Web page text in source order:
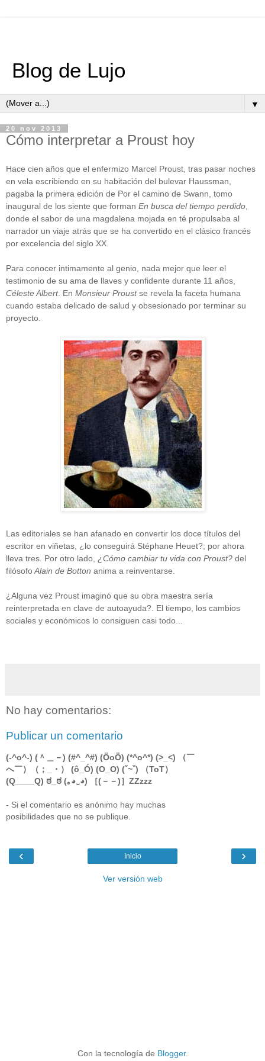
Blog de Lujo
▼
20 nov 2013
Cómo interpretar a Proust hoy
Hace cien años que el enfermizo Marcel Proust, tras pasar noches
en vela escribiendo en su habitación del bulevar Haussman,
pagaba la primera edición de Por el camino de Swann, tomo
inaugural de los siente que forman En busca del tiempo perdido
donde el sabor de una magdalena mojada en té propulsaba al
narrador un viaje atrás que se ha convertido en el clásico francés
por excelencia del siglo XX.
Para conocer intimamente al genio, nada mejor que leer el
testimonio de su ama de llaves y confidente durante 11 años,
Céleste Albert. En Monsieur Proustse revela la faceta humana
cuando estaba delicado de salud y obsesionado por terminar su
proyecto.
Las editoriales se han afanado en convertir los doce títulos del
escritor en viñetas, ¿lo conseguirá Stéphane Heuet?; por ahora
lleva tres. Por otro lado, ¿Cómo cambiar tu vida con Proust? del
filósofoAlain de Botton anima a reinventarse.
¿Alguna vez Proust imaginó que su obra maestra sería
reinterpretada en clave de autoayuda?. El tiempo, los cambios
sociales y económicos lo consiguen casi todo...
No hay comentarios:
Publicar un comentario
(-^o^-) (＾＿－) (#^_^#) (ÖoÖ) (*^o^*) (>_<) （￣
へ￣）（；_・） (ô_Ó) (O_O) (ˇ~ˇ) （ToT）
(Q____Q) ಠ_ಠ (｡◕‿◕) ［(－－)］ZZzzz
- Si el comentario es anónimo hay muchas
posibilidades que no se publique.
‹ ›
Inicio
Ver versión web
Con la tecnología de Blogger.